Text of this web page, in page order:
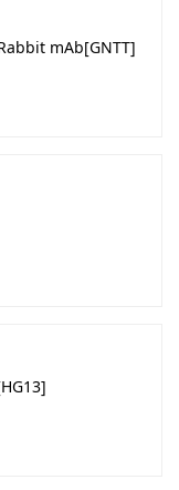
mAb[GNTT]